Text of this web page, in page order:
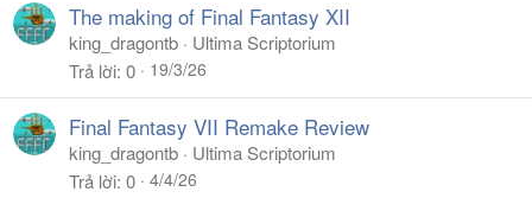
The making of Final Fantasy XII
king_dragontb
Ultima Scriptorium
Trả lời 0 19/3/26
Final Fantasy VII Remake Review
king_dragontb
Ultima Scriptorium
Trả lời 0 4/4/26